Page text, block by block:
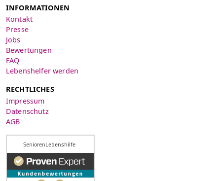
INFORMATIONEN
Kontakt
Presse
Jobs
Bewertungen
FAQ
Lebenshelfer werden
RECHTLICHES
Impressum
Datenschutz
AGB